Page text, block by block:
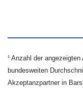
¹ Anzahl der
bundesweiten
Akzeptanzpartner in